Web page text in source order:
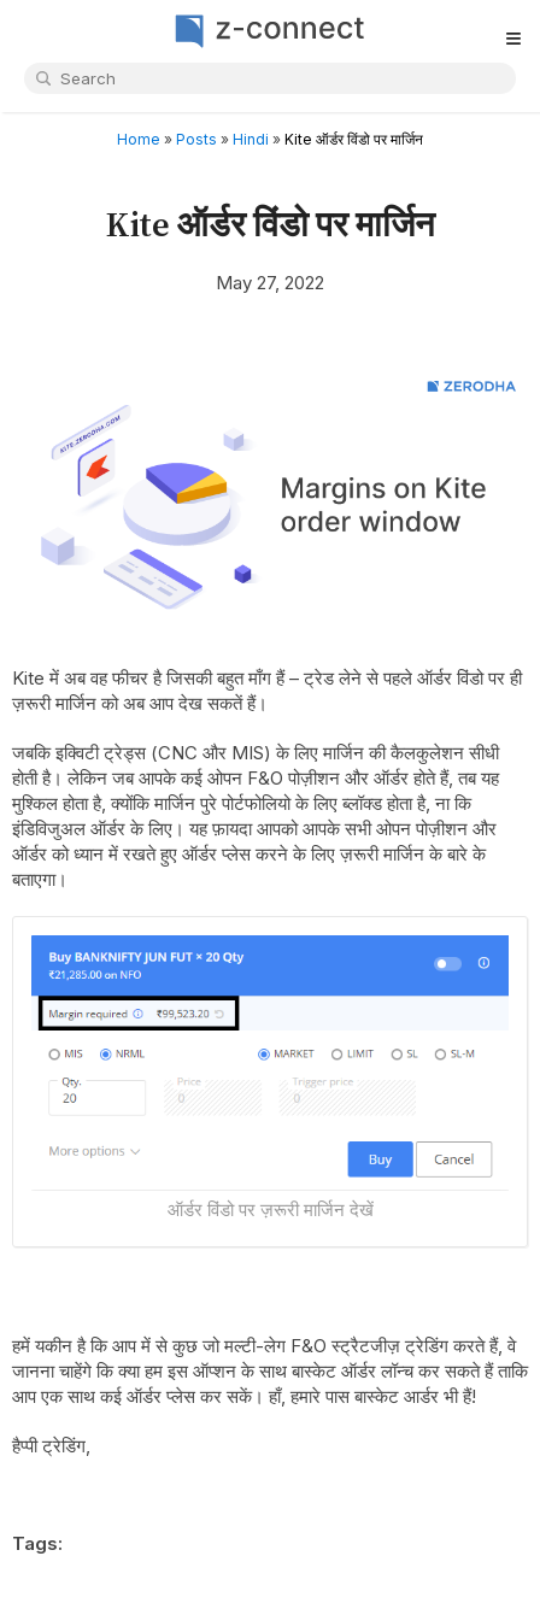
≡
Home » Posts » Hindi » Kite ऑर्डर विंडो पर मार्जिन
Kite ऑर्डर विंडो पर मार्जिन
May 27, 2022
Kite में अब वह फीचर है जिसकी बहुत माँग हैं – ट्रेड लेने से पहले ऑर्डर विंडो पर ही
ज़रूरी मार्जिन को अब आप देख सकतें हैं।
जबकि इक्विटी ट्रेड्स (CNC और MIS) के लिए मार्जिन की कैलकुलेशन सीधी
होती है। लेकिन जब आपके कई ओपन F&O पोज़ीशन और ऑर्डर होते हैं, तब यह
मुश्किल होता है, क्योंकि मार्जिन पुरे पोर्टफोलियो के लिए ब्लॉक्ड होता है, ना कि
इंडिविजुअल ऑर्डर के लिए। यह फ़ायदा आपको आपके सभी ओपन पोज़ीशन और
ऑर्डर को ध्यान में रखते हुए ऑर्डर प्लेस करने के लिए ज़रूरी मार्जिन के बारे के
बताएगा।
ऑर्डर विंडो पर ज़रूरी मार्जिन देखें
हमें यकीन है कि आप में से कुछ जो मल्टी-लेग F&O स्ट्रैटजीज़ ट्रेडिंग करते हैं, वे
जानना चाहेंगे कि क्या हम इस ऑप्शन के साथ बास्केट ऑर्डर लॉन्च कर सकते हैं ताकि
आप एक साथ कई ऑर्डर प्लेस कर सकें। हाँ, हमारे पास बास्केट आर्डर भी हैं!
हैप्पी ट्रेडिंग,
Tags: